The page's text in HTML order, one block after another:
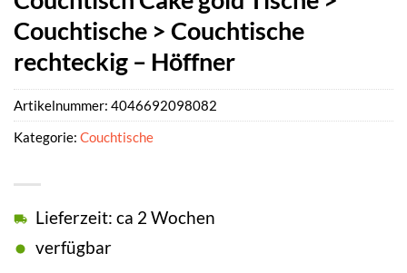
Couchtische > Couchtische
rechteckig – Höffner
Lieferzeit: ca 2 Wochen
verfügbar
Artikelnummer: 4046692098082
Kategorie: Couchtische